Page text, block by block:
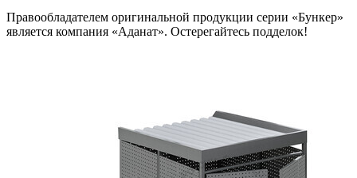
Правообладателем оригинальной продукции серии «Бункер»
является компания «Аданат». Остерегайтесь подделок!